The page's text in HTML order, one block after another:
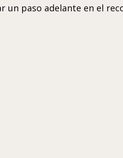
paso adelante en el